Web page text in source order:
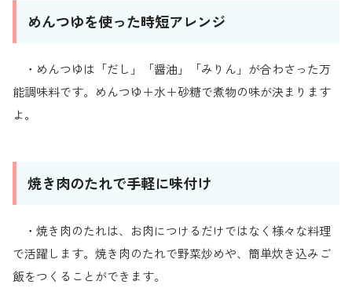
めんつゆを使った時短アレンジ
・めんつゆは「だし」「醤油」「みりん」が合わさった万
能調味料です。めんつゆ＋水＋砂糖で煮物の味が決まります
よ。
焼き肉のたれで手軽に味付け
・焼き肉のたれは、お肉につけるだけではなく様々な料理
で活躍します。焼き肉のたれで野菜炒めや、簡単炊き込みご
飯をつくることができます。